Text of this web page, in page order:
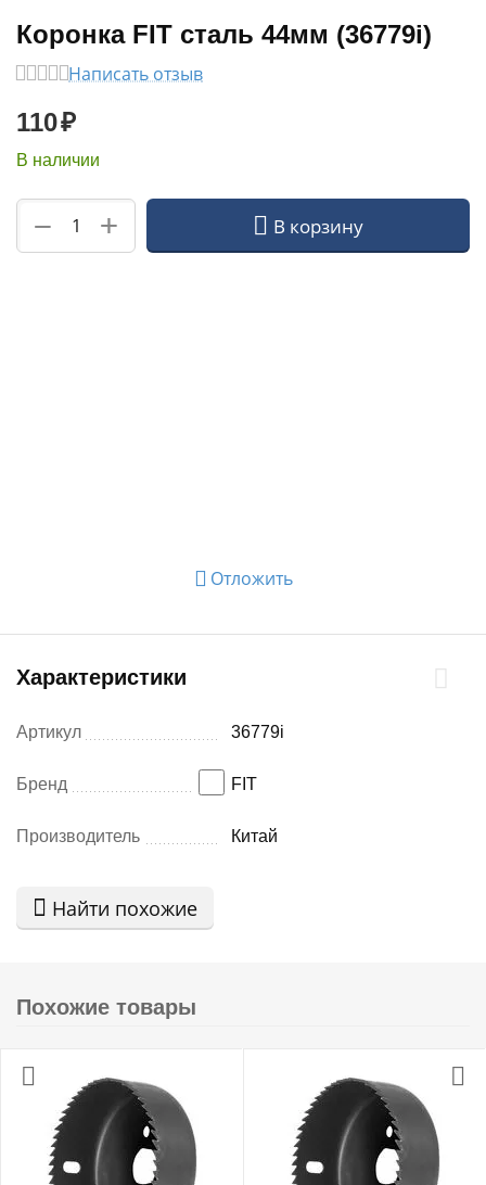
Коронка FIT сталь 44мм (36779i)
Написать отзыв
110₽
В наличии
+
− В корзину
Отложить
Характеристики
Артикул 36779i
Бренд FIT
Производитель Китай
Найти похожие
Похожие товары